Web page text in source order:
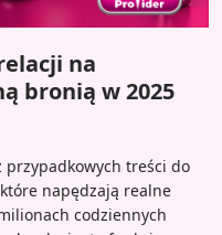
na
bronią w 2025
przypadkowych treści do
napędzają realne
codziennych